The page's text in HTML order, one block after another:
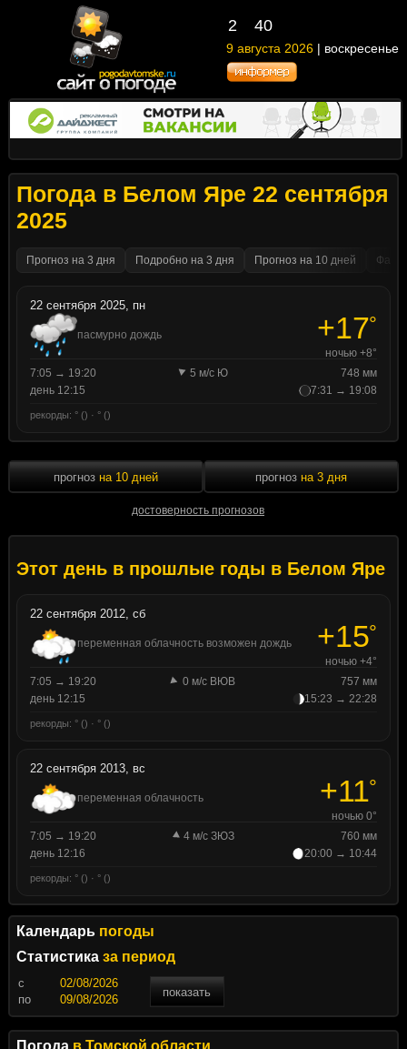
2 40
9 августа 2026 | воскресенье
Погода в Белом Яре 22 сентября
2025
Прогноз на 3 дня Подробно на 3 дня Прогноз на 10 дней
22 сентября 2025, пн
пасмурно дождь +17°
ночью +8°
7:05 → 19:20
5 м/с Ю
748 мм
день 12:15
7:31 → 19:08
рекорды: ° () · ° ()
прогноз на 10 дней
достоверность прогнозов
прогноз на 3 дня
Этот день в прошлые годы в Белом Яре
22 сентября 2012, сб
переменная облачность возможен дождь +15°
ночью +4°
7:05 → 19:20
0 м/с ВЮВ
757 мм
день 12:15
15:23 → 22:28
рекорды: ° () · ° ()
22 сентября 2013, вс
переменная облачность +11°
ночью 0°
7:05 → 19:20
4 м/с ЗЮЗ
760 мм
день 12:16
20:00 → 10:44
рекорды: ° () · ° ()
Календарь погоды
Статистика за период
c
показать
по